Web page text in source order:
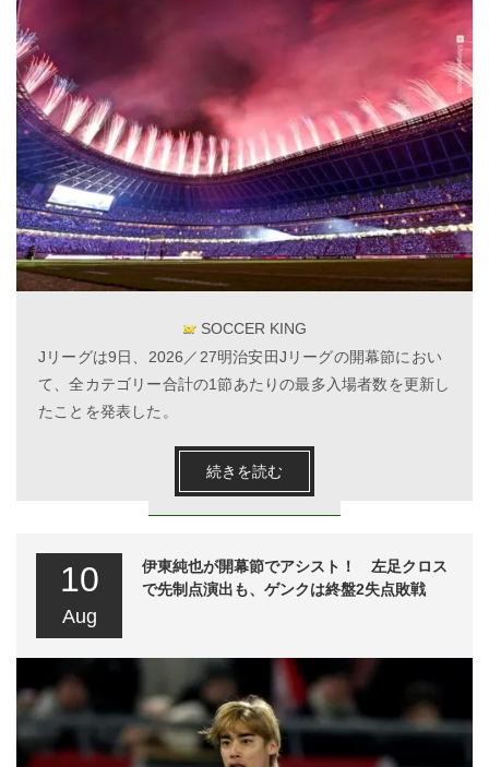
SOCCER KING
Jリーグは9日、2026／27明治安田Jリーグの開幕節におい
て、全カテゴリー合計の1節あたりの最多入場者数を更新し
たことを発表した。
続きを読む
10
Aug
伊東純也が開幕節でアシスト！ 左足クロス
で先制点演出も、ゲンクは終盤2失点敗戦